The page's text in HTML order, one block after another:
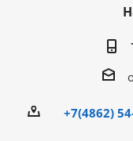
+7(4862)